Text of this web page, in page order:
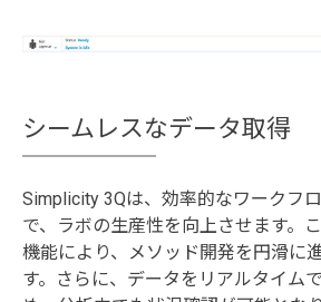
シームレスなデータ取得
Simplicity 3Qは、効率的なワークフ
で、ラボの生産性を向上させます。
機能により、メソッド開発を円滑に
す。さらに、データをリアルタイム